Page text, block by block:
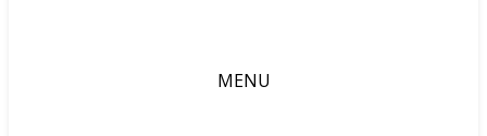
MENU